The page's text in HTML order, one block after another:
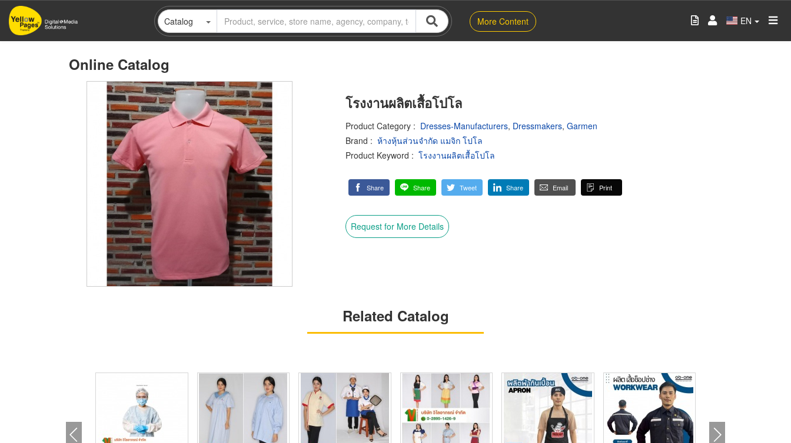
Skip
main
Catalog More Content EN
Online Catalog
โรงงานผลิตเสื้อโปโล
Product Category : Dresses-Manufacturers, Dressmakers, Garmen
Brand : ห้างหุ้นส่วนจำกัด แมจิก โปโล
Product Keyword : โรงงานผลิตเสื้อโปโล
Share Share Tweet Share Email Print
Request for More Details
Related Catalog